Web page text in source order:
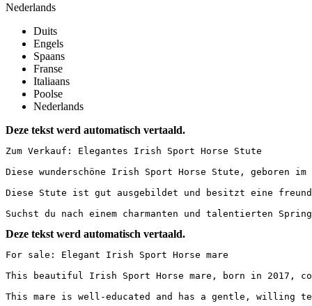
Nederlands
Duits
Engels
Spaans
Franse
Italiaans
Poolse
Nederlands
Deze tekst werd automatisch vertaald.
Zum Verkauf: Elegantes Irish Sport Horse Stute
Diese wunderschöne Irish Sport Horse Stute,
Diese Stute ist gut ausgebildet und besitzt eine
Suchst du nach einem charmanten und talentierten
Deze tekst werd automatisch vertaald.
For sale: Elegant Irish Sport Horse mare
This beautiful Irish Sport Horse mare, born in 2017,
This mare is well-educated and has a gentle, willing